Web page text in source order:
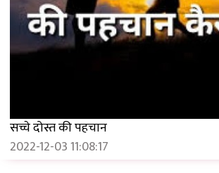
सच्चे दोस्त की पहचान
2022-12-03 11:08:17